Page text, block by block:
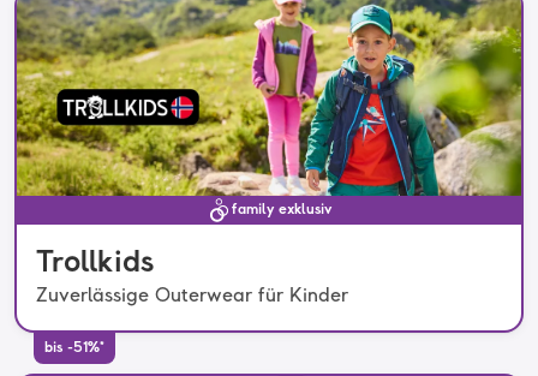
family exklusiv
Trollkids
Zuverlässige Outerwear für Kinder
bis -51%*